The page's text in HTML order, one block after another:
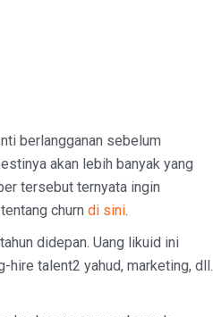
berlangganan sebelum
akan lebih banyak yang
tersebut ternyata ingin
churn di sini.
didepan. Uang likuid ini
hire talent2 yahud, marketing, dll.